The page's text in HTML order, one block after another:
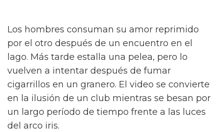
Los hombres consuman su amor reprimido
por el otro después de un encuentro en el
lago. Más tarde estalla una pelea, pero lo
vuelven a intentar después de fumar
cigarrillos en un granero. El video se convierte
en la ilusión de un club mientras se besan por
un largo período de tiempo frente a las luces
del arco iris.